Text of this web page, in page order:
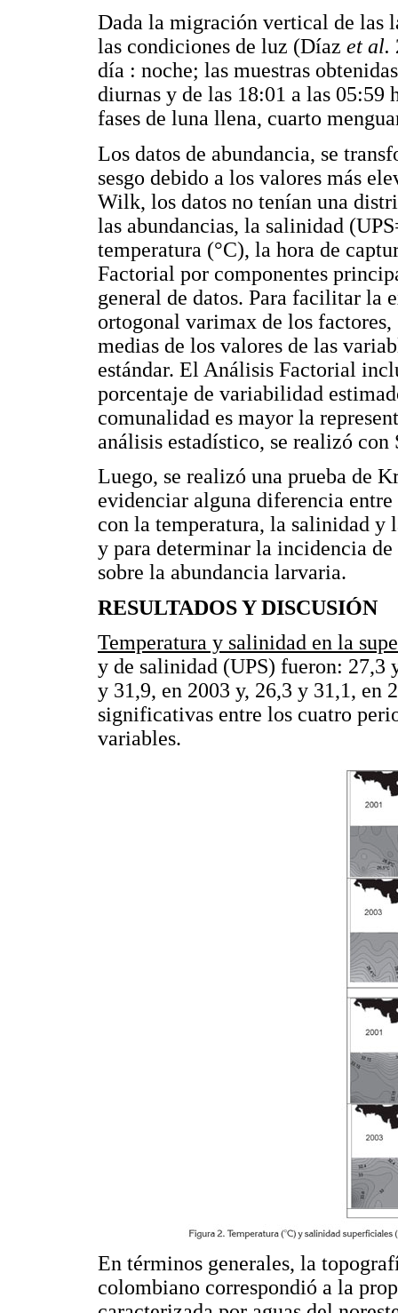
Dada la migración vertical de las
las condiciones de luz (Díaz et al.
día : noche; las muestras
diurnas y de las 18:01 a las 05:59
fases de luna llena, cuarto
Los datos de abundancia, se
sesgo debido a los valores más
Wilk, los datos no tenían una
las abundancias, la salinidad
temperatura (°C), la hora de
Factorial por componentes
general de datos. Para facilitar la
ortogonal varimax de los factores,
medias de los valores de las
estándar. El Análisis Factorial
porcentaje de variabilidad
comunalidad es mayor la
análisis estadístico, se realizó
Luego, se realizó una prueba de
evidenciar alguna diferencia
con la temperatura, la salinidad y
y para determinar la incidencia
sobre la abundancia larvaria.
RESULTADOS Y DISCUSIÓN
Temperatura y salinidad en la
y de salinidad (UPS) fueron: 27,3
y 31,9, en 2003 y, 26,3 y 31,1, en
significativas entre los cuatro
variables.
En términos generales, la
colombiano correspondió a la